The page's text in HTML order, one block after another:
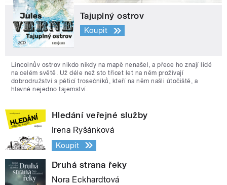
Tajuplný ostrov
Koupit
Lincolnův ostrov nikdo nikdy na mapě nenašel, a přece ho znají lidé
na celém světě. Už déle než sto třicet let na něm prožívají
dobrodružství s pěticí trosečníků, kteří na něm našli útočiště, a
hlavně nejedno tajemství.
Hledání veřejné služby
Irena Ryšánková
Koupit
Druhá strana řeky
Nora Eckhardtová